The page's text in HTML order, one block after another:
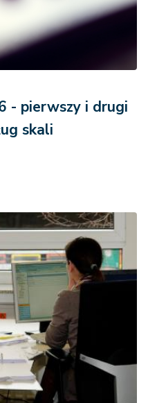
- pierwszy i drugi
skali